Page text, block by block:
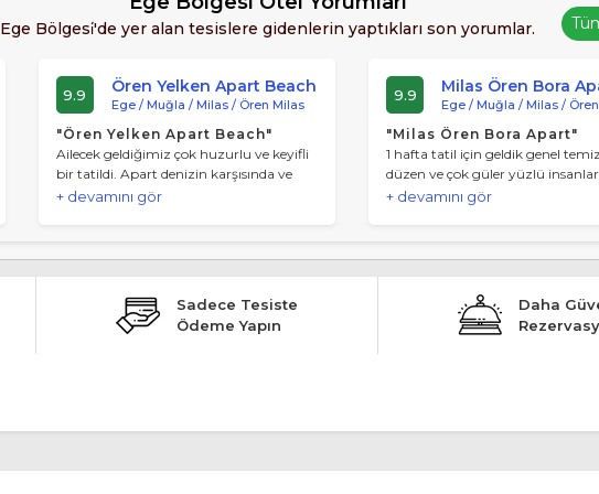
Ege Bölgesi̇'de yer alan tesislere gidenlerin yaptıkları son yorumlar.
9.9 Ören Yelken Apart Beach
Ege / Muğla / Milas / Ören Milas
"Ören Yelken Apart Beach"
Ailecek geldiğimiz çok huzurlu ve keyifli
bir tatildi. Apart denizin karşısında ve
ulaşımı çok kolaydı. Herhangi bir sorunla
Bey’de çok ilgiliydi. Muğla’ya yolumuz
düştüğünde kesinlikle Yelken Apartı
tercih edeceğim.
+ devamını gör
9.9 Milas Ören Bora
Ege / Muğla / Milas /
"Milas Ören Bora Apart"
1 hafta tatil için geldik genel
düzen ve çok güler yüzlü
olarakta çok başarılı biz ailecek çok
+ devamını gör
Sadece Tesiste
Ödeme Yapın
Daha